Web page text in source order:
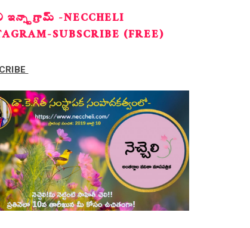
ఇన్స్టాగ్రామ్ -NECCHELI
SUBSCRIBE (FREE)